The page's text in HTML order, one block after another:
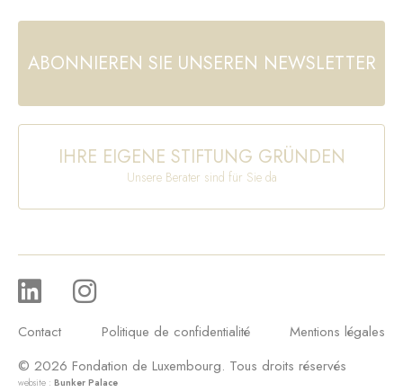
ABONNIEREN SIE UNSEREN NEWSLETTER
IHRE EIGENE STIFTUNG GRÜNDEN
Unsere Berater sind für Sie da
Contact Politique de confidentialité
Mentions légales
© 2026 Fondation de Luxembourg. Tous droits réservés
website : Bunker Palace